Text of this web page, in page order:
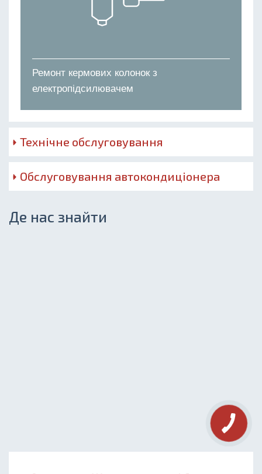
Ремонт кермових колонок з
електропідсилювачем
Технічне обслуговування
Обслуговування автокондиціонера
Де нас знайти